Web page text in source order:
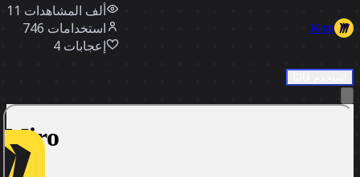
Miro
11 ألفالمشاهدات
746استخدامات
4إعجابات